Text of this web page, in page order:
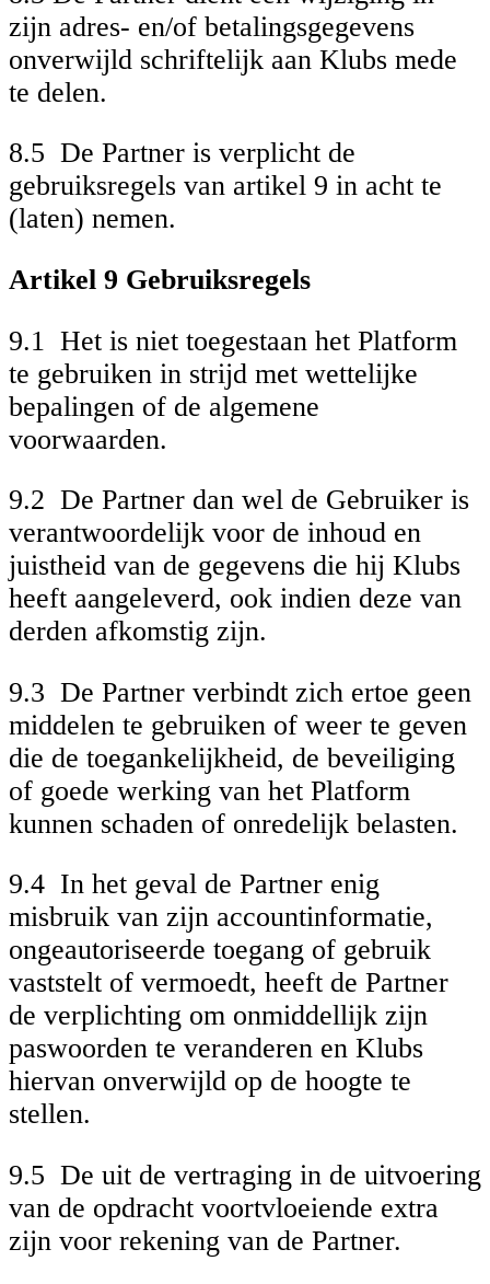
zijn adres- en/of betalingsgegevens
onverwijld schriftelijk aan Klubs mede
te delen.
8.5 De Partner is verplicht de
gebruiksregels van artikel 9 in acht te
(laten) nemen.
Artikel 9 Gebruiksregels
9.1 Het is niet toegestaan het Platform
te gebruiken in strijd met wettelijke
bepalingen of de algemene
voorwaarden.
9.2 De Partner dan wel de Gebruiker is
verantwoordelijk voor de inhoud en
juistheid van de gegevens die hij Klubs
heeft aangeleverd, ook indien deze van
derden afkomstig zijn.
9.3 De Partner verbindt zich ertoe geen
middelen te gebruiken of weer te geven
die de toegankelijkheid, de beveiliging
of goede werking van het Platform
kunnen schaden of onredelijk belasten.
9.4 In het geval de Partner enig
misbruik van zijn accountinformatie,
ongeautoriseerde toegang of gebruik
vaststelt of vermoedt, heeft de Partner
de verplichting om onmiddellijk zijn
paswoorden te veranderen en Klubs
hiervan onverwijld op de hoogte te
stellen.
9.5 De uit de vertraging in de uitvoering
van de opdracht voortvloeiende extra
zijn voor rekening van de Partner.